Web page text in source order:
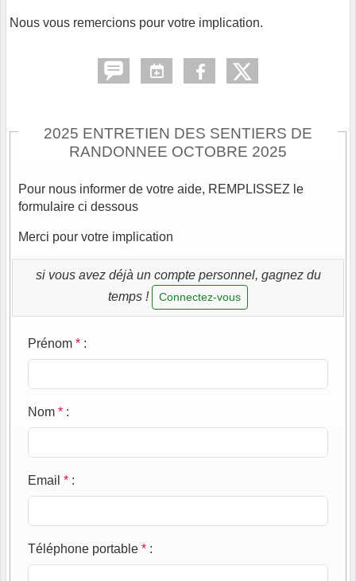
Nous vous remercions pour votre implication.
2025 ENTRETIEN DES SENTIERS DE
RANDONNEE OCTOBRE 2025
Pour nous informer de votre aide, REMPLISSEZ le
formulaire ci dessous
Merci pour votre implication
si vous avez déjà un compte personnel, gagnez du
temps !
Connectez-vous
Prénom * :
Nom * :
Email * :
Téléphone portable * :